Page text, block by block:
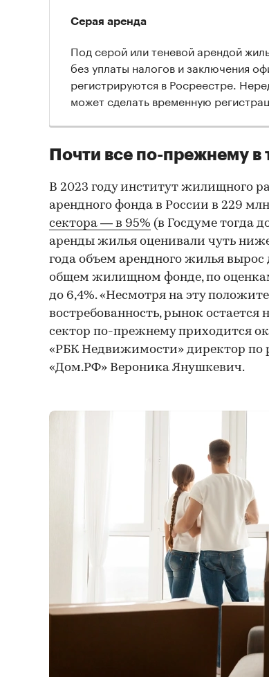
Серая аренда
Под серой или теневой арендой
без уплаты налогов и заключения
регистрируются в Росреестре.
может сделать временную
Почти все по-прежнему в
В 2023 году институт жилищного
арендного фонда в России в 229
сектора — в 95% (в Госдуме тогда
аренды жилья оценивали чуть
года объем арендного жилья вырос
общем жилищном фонде, по
до 6,4%. «Несмотря на эту
востребованность, рынок
сектор по-прежнему приходится
«РБК Недвижимости» директор по
«Дом.РФ» Вероника Янушкевич.